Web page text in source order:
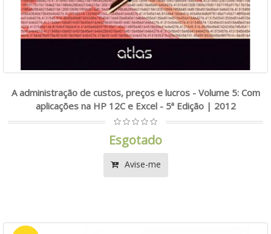
A administração de custos, preços e lucros - Volume 5: Com
aplicações na HP 12C e Excel - 5ª Edição | 2012
Esgotado
Avise-me